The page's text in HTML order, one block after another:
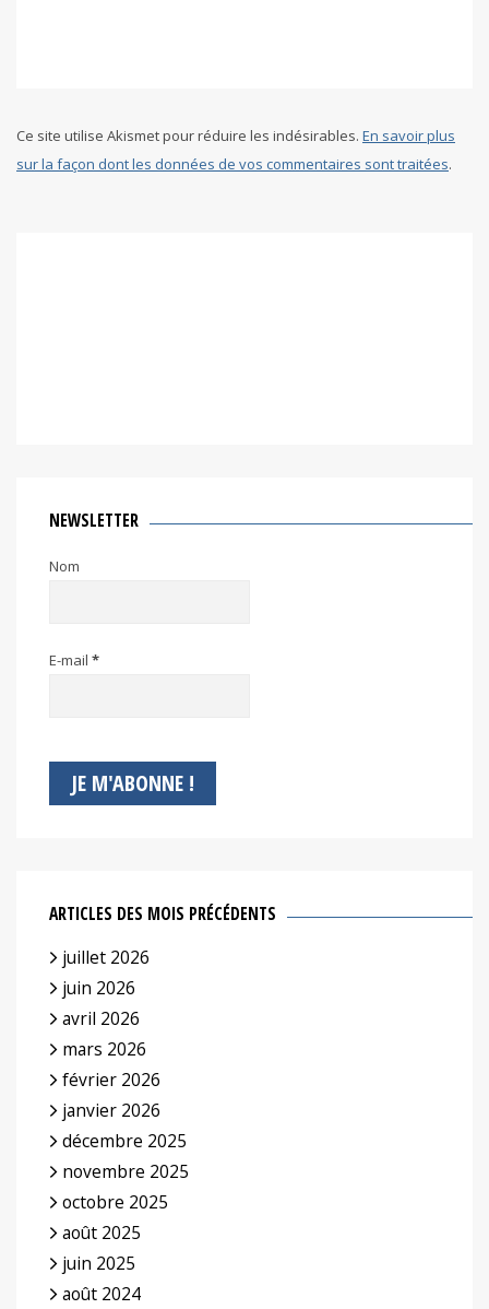
Ce site utilise Akismet pour réduire les indésirables. En savoir plus
sur la façon dont les données de vos commentaires sont traitées.
NEWSLETTER
Nom
E-mail *
ARTICLES DES MOIS PRÉCÉDENTS
juillet 2026
juin 2026
avril 2026
mars 2026
février 2026
janvier 2026
décembre 2025
novembre 2025
octobre 2025
août 2025
juin 2025
août 2024